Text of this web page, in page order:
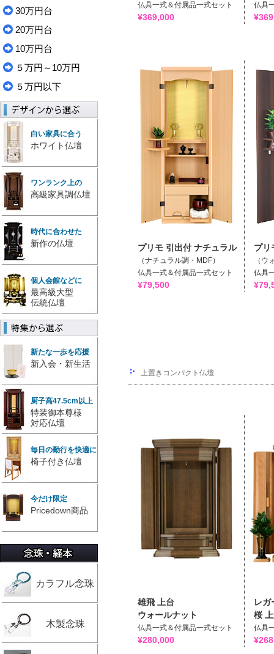
30万円台
20万円台
10万円台
５万円～10万円
５万円以下
白い家具に合う
ホワイト仏壇
ワンランク上の
高級家具調仏壇
時代に合わせた
新作の仏壇
個人会館などに
最高級大型
伝統仏壇
新たな一歩を応援
新入会・新生活
厨子高47.5cm以上
特装御本尊様
対応仏壇
毎日の勤行を快適に
椅子付き仏壇
今だけ限定
Pricedown商品
カラフル念珠
木製念珠
仏具一式＆付属品一式セット
¥369,000
仏具
プリモ 引出付 ナチュラル
（ナチュラル調・MDF）
仏具一式＆付属品一式セット
¥79,500
プリ
（ウ
仏具
上置きコンパクト仏壇
雄飛 上台
ウォールナット
仏具一式＆付属品一式セット
¥280,000
レガ
桜
仏具